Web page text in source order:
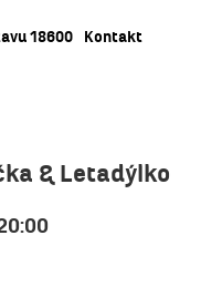
18600 Kontakt
& Letadýlko